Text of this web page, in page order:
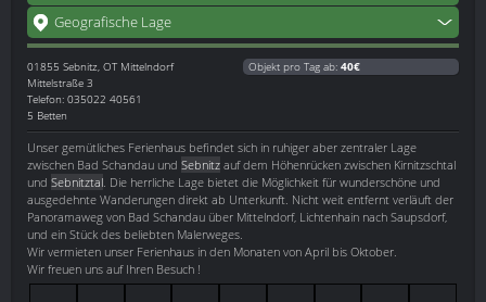
Geografische Lage
01855 Sebnitz, OT Mittelndorf
Mittelstraße 3
Telefon: 035022 40561
5 Betten
Objekt pro Tag ab: 40€
Unser gemütliches Ferienhaus befindet sich in ruhiger aber zentraler Lage
zwischen Bad Schandau und Sebnitz auf dem Höhenrücken zwischen Kirnitzschtal
und Sebnitztal . Die herrliche Lage bietet die Möglichkeit für wunderschöne und
ausgedehnte Wanderungen direkt ab Unterkunft. Nicht weit entfernt verläuft der
Panoramaweg von Bad Schandau über Mittelndorf, Lichtenhain nach Saupsdorf,
und ein Stück des beliebten Malerweges.
Wir vermieten unser Ferienhaus in den Monaten von April bis Oktober.
Wir freuen uns auf Ihren Besuch !